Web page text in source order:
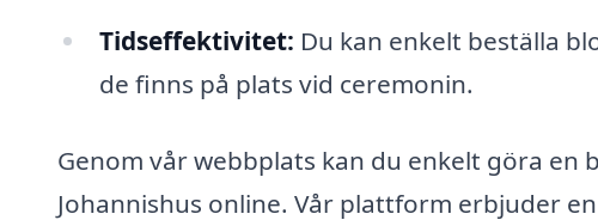
Tidseffektivitet: Du kan enkelt beställa
de finns på plats vid ceremonin.
Genom vår webbplats kan du enkelt göra
Johannishus online. Vår plattform erbjuder